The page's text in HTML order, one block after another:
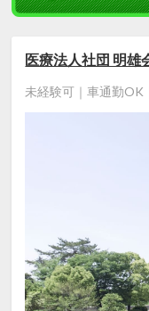
医療法人社団 明雄
未経験可｜車通勤OK